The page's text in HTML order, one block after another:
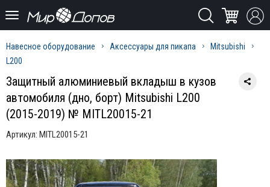
Навесное оборудование Аксессуары для пикапа
Mitsubishi
L200
Защитный алюминиевый вкладыш в кузов
автомобиля (дно, борт) Mitsubishi L200
(2015-2019) № MITL20015-21
Артикул: MITL20015-21